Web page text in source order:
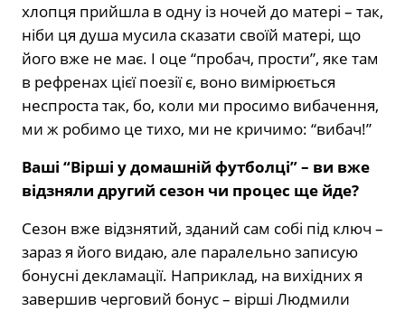
хлопця прийшла в одну із ночей до матері – так,
ніби ця душа мусила сказати своїй матері, що
його вже не має. І оце “пробач, прости”, яке там
в рефренах цієї поезії є, воно вимірюється
неспроста так, бо, коли ми просимо вибачення,
ми ж робимо це тихо, ми не кричимо: “вибач!”
Ваші “Вірші у домашній футболці” – ви вже
відзняли другий сезон чи процес ще йде?
Сезон вже відзнятий, зданий сам собі під ключ –
зараз я його видаю, але паралельно записую
бонусні декламації. Наприклад, на вихідних я
завершив черговий бонус – вірші Людмили